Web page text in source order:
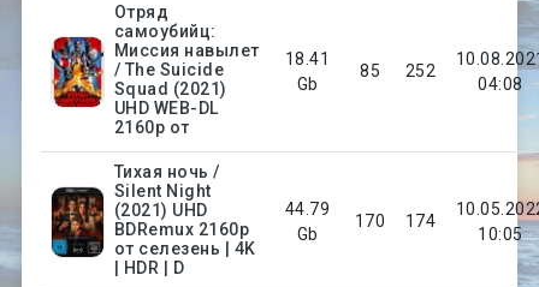
Отряд
самоубийц:
Миссия навылет
/ The Suicide
Squad (2021)
UHD WEB-DL
2160p от
18.41
Gb
85 252
04:08
Тихая ночь /
Silent Night
(2021) UHD
BDRemux 2160p
от селезень | 4K
| HDR | D
44.79
Gb
170 174
10:05